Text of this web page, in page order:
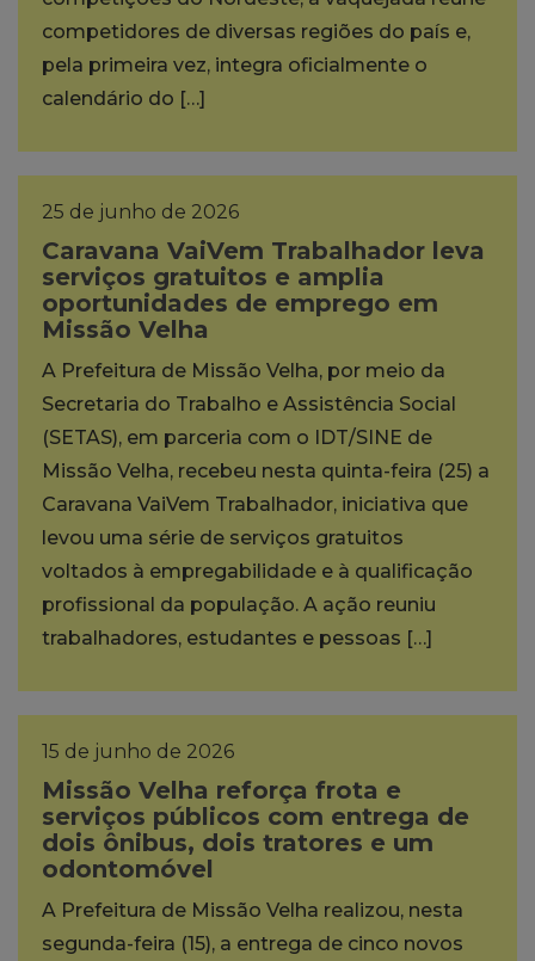
competidores de diversas regiões do país e,
pela primeira vez, integra oficialmente o
calendário do […]
25 de junho de 2026
Caravana VaiVem Trabalhador leva
serviços gratuitos e amplia
oportunidades de emprego em
Missão Velha
A Prefeitura de Missão Velha, por meio da
Secretaria do Trabalho e Assistência Social
(SETAS), em parceria com o IDT/SINE de
Missão Velha, recebeu nesta quinta-feira (25) a
Caravana VaiVem Trabalhador, iniciativa que
levou uma série de serviços gratuitos
voltados à empregabilidade e à qualificação
profissional da população. A ação reuniu
trabalhadores, estudantes e pessoas […]
15 de junho de 2026
Missão Velha reforça frota e
serviços públicos com entrega de
dois ônibus, dois tratores e um
odontomóvel
A Prefeitura de Missão Velha realizou, nesta
segunda-feira (15), a entrega de cinco novos